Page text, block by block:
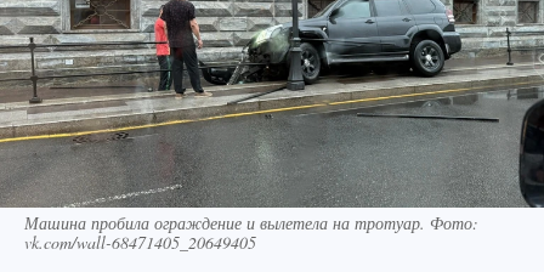
Машина пробила ограждение и вылетела на тротуар. Фото:
vk.com/wall-68471405_20649405